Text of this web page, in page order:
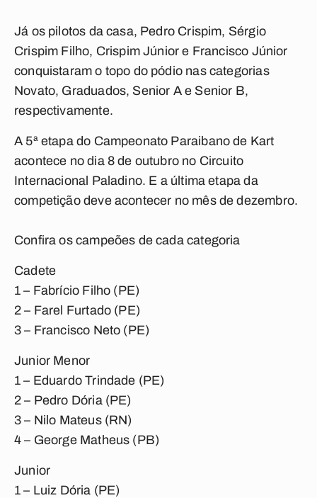
Já os pilotos da casa, Pedro Crispim, Sérgio
Crispim Filho, Crispim Júnior e Francisco Júnior
conquistaram o topo do pódio nas categorias
Novato, Graduados, Senior A e Senior B,
respectivamente.
A 5ª etapa do Campeonato Paraibano de Kart
acontece no dia 8 de outubro no Circuito
Internacional Paladino. E a última etapa da
competição deve acontecer no mês de dezembro.
Confira os campeões de cada categoria
Cadete
1 – Fabrício Filho (PE)
2 – Farel Furtado (PE)
3 – Francisco Neto (PE)
Junior Menor
1 – Eduardo Trindade (PE)
2 – Pedro Dória (PE)
3 – Nilo Mateus (RN)
4 – George Matheus (PB)
Junior
1 – Luiz Dória (PE)